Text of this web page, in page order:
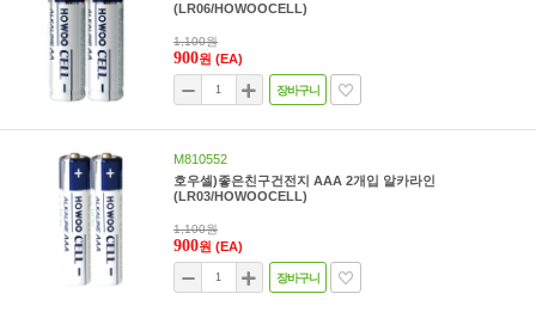
(LR06/HOWOOCELL)
1,100원
900원 (EA)
장바구니
M810552
호우셀)좋은친구건전지 AAA 2개입 알카라인
(LR03/HOWOOCELL)
1,100원
900원 (EA)
장바구니